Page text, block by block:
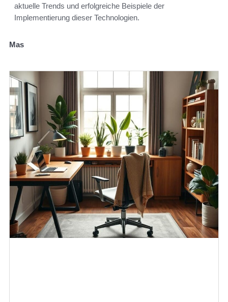
aktuelle Trends und erfolgreiche Beispiele der
Implementierung dieser Technologien.
Mas